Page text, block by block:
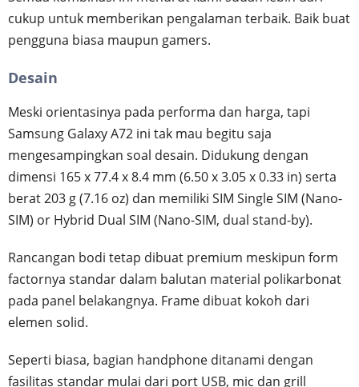
cukup untuk memberikan pengalaman terbaik. Baik buat
pengguna biasa maupun gamers.
Desain
Meski orientasinya pada performa dan harga, tapi
Samsung Galaxy A72 ini tak mau begitu saja
mengesampingkan soal desain. Didukung dengan
dimensi 165 x 77.4 x 8.4 mm (6.50 x 3.05 x 0.33 in) serta
berat 203 g (7.16 oz) dan memiliki SIM Single SIM (Nano-
SIM) or Hybrid Dual SIM (Nano-SIM, dual stand-by).
Rancangan bodi tetap dibuat premium meskipun form
factornya standar dalam balutan material polikarbonat
pada panel belakangnya. Frame dibuat kokoh dari
elemen solid.
Seperti biasa, bagian handphone ditanami dengan
fasilitas standar mulai dari port USB, mic dan grill